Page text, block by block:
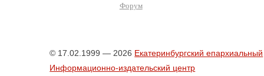
Форум
© 17.02.1999 — 2026 Екатеринбургский епархиальный
Информационно-издательский центр